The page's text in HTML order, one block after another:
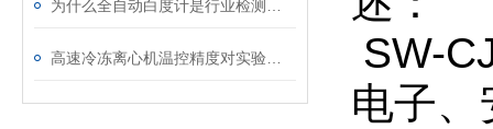
SW-
电子